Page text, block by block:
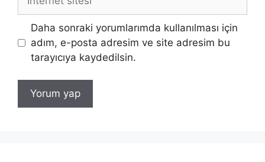
sitesi
Daha sonraki yorumlarımda kullanılması için
adım, e-posta adresim ve site adresim bu
tarayıcıya kaydedilsin.